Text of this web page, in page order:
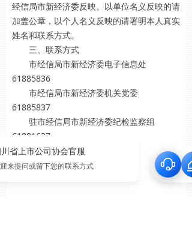
经信局市新经济委反映。以单位名义反映的请
加盖公章，以个人名义反映的请署明本人真实
姓名和联系方式。
三、联系方式
市经信局市新经济委电子信息处
61885836
市经信局市新经济委机关党委
61885837
驻市经信局市新经济委纪检监察组
61881627